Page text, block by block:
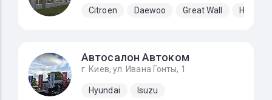
Citroen Daewoo Great Wall Hyundai
Автосалон Автоком
г. Киев, ул. Ивана Гонты, 1
Hyundai Isuzu